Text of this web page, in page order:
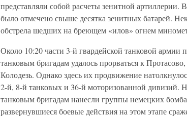
представляли собой расчеты зенитной артиллерии.
было отмечено свыше десятка зенитных батарей.
обстрела шедших на бреющем «илов» огнем
Около 10:20 части 3-й гвардейской танковой
танковым бригадам удалось прорваться к
Колодезь. Однако здесь их продвижение
2-й, 8-й танковых и 36-й моторизованной дивизий.
танковым бригадам нанесли группы немецких
развернувшиеся боевые действия на этом этапе